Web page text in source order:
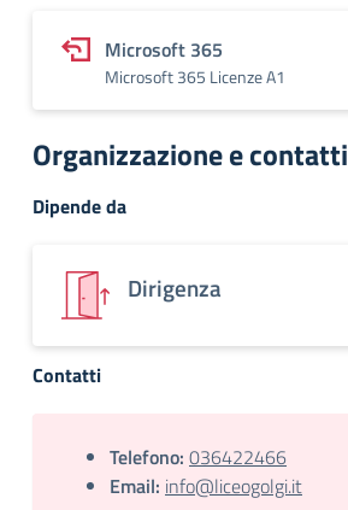
Microsoft 365
Microsoft 365 Licenze A1
Organizzazione e contatti
Dipende da
Dirigenza
Contatti
Telefono: 036422466
Email: info@liceogolgi.it